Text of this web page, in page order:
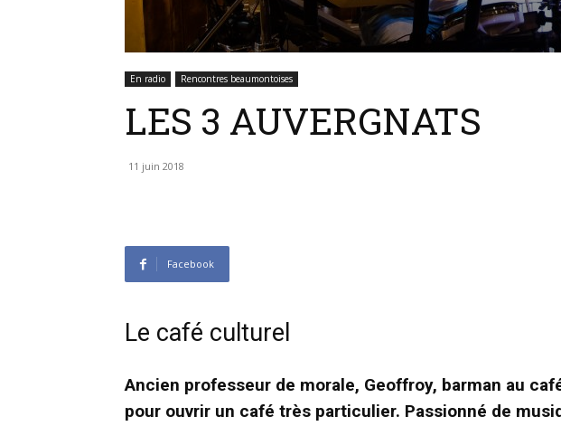
En radio Rencontres beaumontoises
LES 3 AUVERGNATS
11 juin 2018
Facebook
Le café culturel
Ancien professeur de morale, Geoffroy, barman au
pour ouvrir un café très particulier. Passionné de